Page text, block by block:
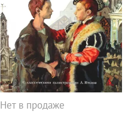
Нет в продаже